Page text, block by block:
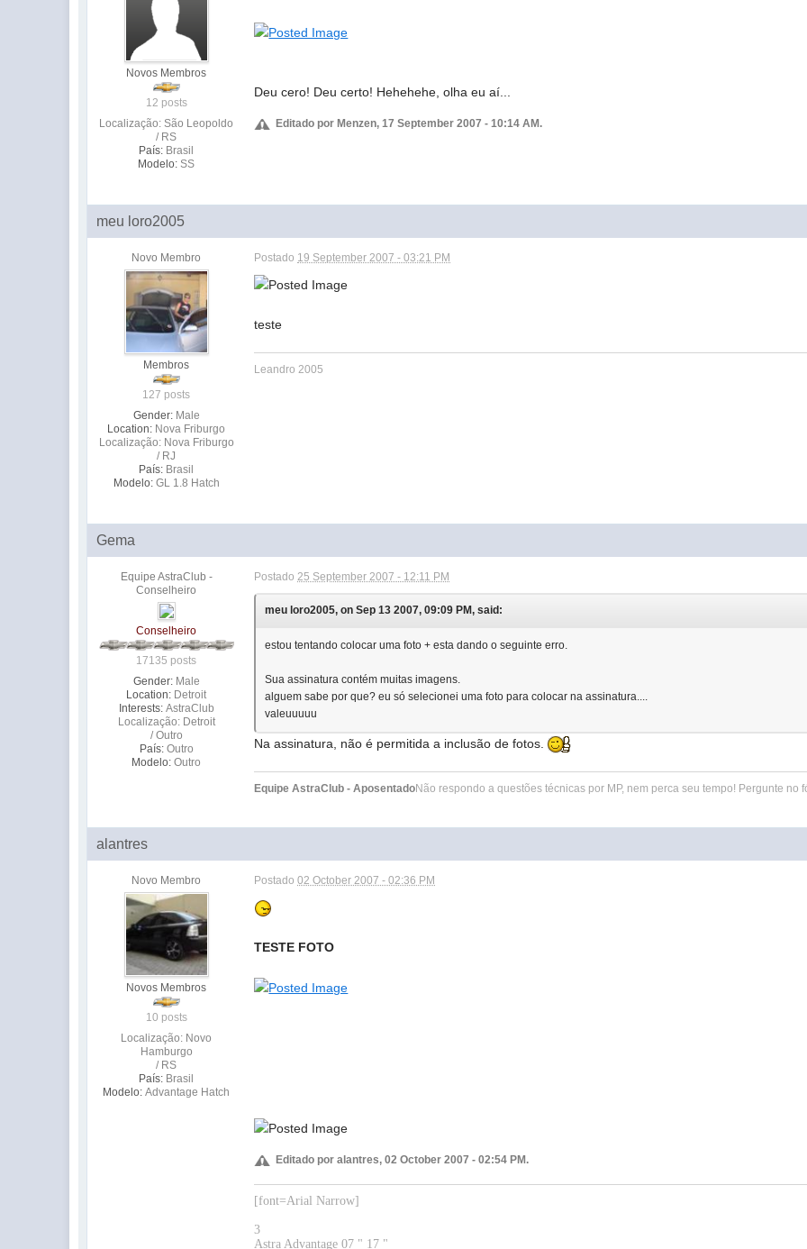
Novos Membros
12 posts
Localização: São Leopoldo
/ RS
País: Brasil
Modelo: SS
Deu cero! Deu certo! Hehehehe, olha eu aí...
Editado por Menzen, 17 September 2007 - 10:14 AM.
meu loro2005
Novo Membro
Membros
127 posts
Gender: Male
Location: Nova Friburgo
Localização: Nova Friburgo
/ RJ
País: Brasil
Modelo: GL 1.8 Hatch
Postado 19 September 2007 - 03:21 PM
teste
Leandro 2005
Gema
Equipe AstraClub -
Conselheiro
Conselheiro
17135 posts
Gender: Male
Location: Detroit
Interests: AstraClub
Localização: Detroit
/ Outro
País: Outro
Modelo: Outro
Postado25 September 2007 - 12:11 PM
meu loro2005, on Sep 13 2007, 09:09 PM, said:
estou tentando colocar uma foto + esta dando o seguinte erro.
Sua assinatura contém muitas imagens.
alguem sabe por que? eu só selecionei uma foto para colocar na assinatura....
valeuuuuu
Na assinatura, não é permitida a inclusão de fotos.
Equipe AstraClub - AposentadoNão respondo a questões técnicas por MP, nem perca seu tempo! Pergunte no
alantres
Novo Membro
Novos Membros
10 posts
Localização: Novo
Hamburgo
/ RS
País: Brasil
Modelo: Advantage Hatch
Postado02 October 2007 - 02:36 PM
TESTE FOTO
Editado por alantres, 02 October 2007 - 02:54 PM.
[font=Arial Narrow]
3
Astra Advantage 07 " 17 "